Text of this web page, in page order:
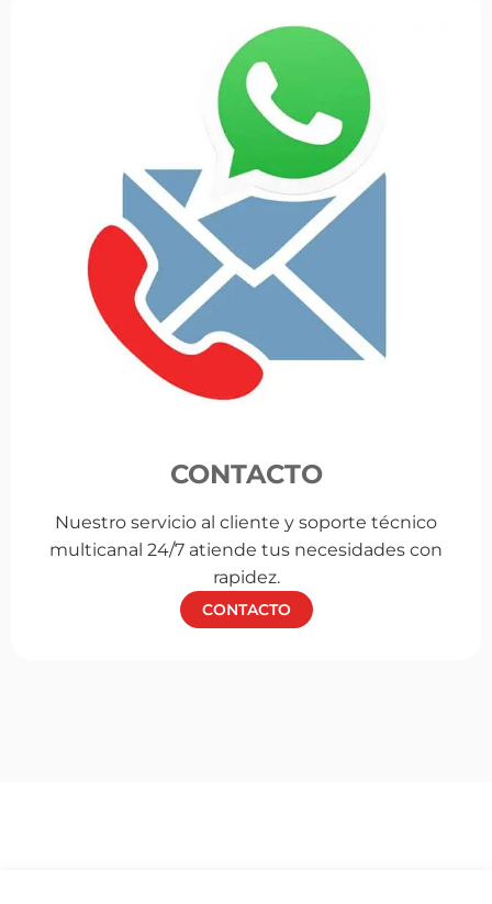
CONTACTO
Nuestro servicio al cliente y soporte técnico
multicanal 24/7 atiende tus necesidades con
rapidez.
CONTACTO